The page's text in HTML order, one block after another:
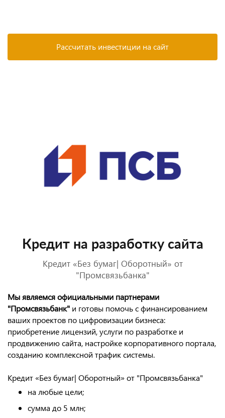
Рассчитать инвестиции на сайт
Кредит на разработку сайта
Кредит «Без бумаг| Оборотный» от
"Промсвязьбанка"
Мы являемся официальными партнерами
"Промсвязьбанк" и готовы помочь с финансированием
ваших проектов по цифровизации бизнеса:
приобретение лицензий, услуги по разработке и
продвижению сайта, настройке корпоративного портала,
созданию комплексной трафик системы.
Кредит «Без бумаг| Оборотный» от "Промсвязьбанка"
на любые цели;
сумма до 5 млн;